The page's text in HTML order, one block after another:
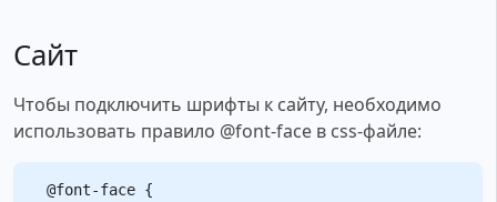
Сайт
Чтобы подключить шрифты к сайту, необходимо
использовать правило @font-face в css-файле:
@font-face {